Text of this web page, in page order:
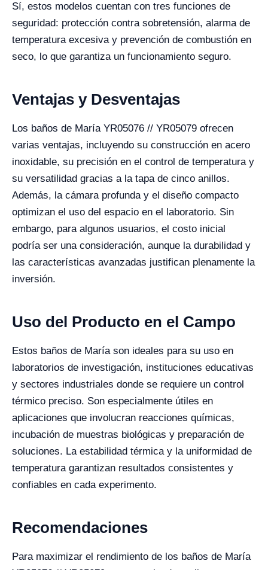
Sí, estos modelos cuentan con tres funciones de
seguridad: protección contra sobretensión, alarma de
temperatura excesiva y prevención de combustión en
seco, lo que garantiza un funcionamiento seguro.
Ventajas y Desventajas
Los baños de María YR05076 // YR05079 ofrecen
varias ventajas, incluyendo su construcción en acero
inoxidable, su precisión en el control de temperatura y
su versatilidad gracias a la tapa de cinco anillos.
Además, la cámara profunda y el diseño compacto
optimizan el uso del espacio en el laboratorio. Sin
embargo, para algunos usuarios, el costo inicial
podría ser una consideración, aunque la durabilidad y
las características avanzadas justifican plenamente la
inversión.
Uso del Producto en el Campo
Estos baños de María son ideales para su uso en
laboratorios de investigación, instituciones educativas
y sectores industriales donde se requiere un control
térmico preciso. Son especialmente útiles en
aplicaciones que involucran reacciones químicas,
incubación de muestras biológicas y preparación de
soluciones. La estabilidad térmica y la uniformidad de
temperatura garantizan resultados consistentes y
confiables en cada experimento.
Recomendaciones
Para maximizar el rendimiento de los baños de María